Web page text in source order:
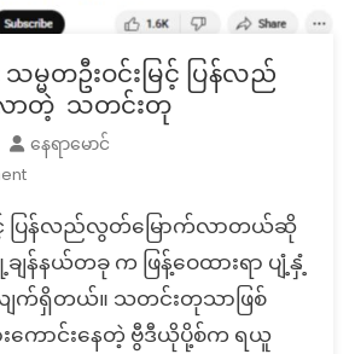
သမ္မတဦးဝင်းမြင့် ပြန်လည်
ာတဲ့ သတင်းတု
နေရာမောင်
On
Check:
သမ္မတ
ဦး
ဝင်း
မြင့်
ြင့် ပြန်လည်လွတ်မြောက်လာတယ်ဆို
ျန်နယ်တခု က ဖြန့်ဝေထားရာ ပျံ့နှံ့
လျက်ရှိတယ်။ သတင်းတုသာဖြစ်
ကောင်းနေတဲ့ ဗွီဒီယိုပို့စ်က ရယူ